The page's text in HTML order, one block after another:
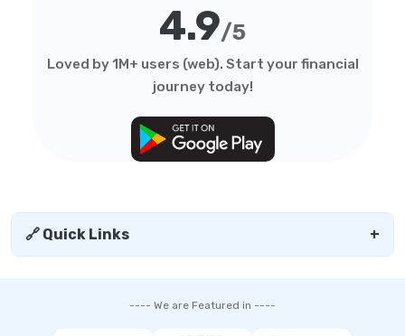
4.9/5
Loved by 1M+ users (web). Start your financial
journey today!
🔗 Quick Links +
---- We are Featured in ----